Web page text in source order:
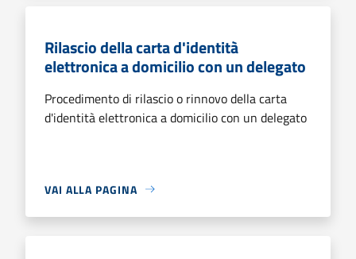
Rilascio della carta d'identità
elettronica a domicilio con un delegato
Procedimento di rilascio o rinnovo della carta
d'identità elettronica a domicilio con un delegato
VAI ALLA PAGINA